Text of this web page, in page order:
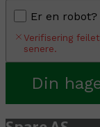
Er en robot?
Verifisering
senere.
Din